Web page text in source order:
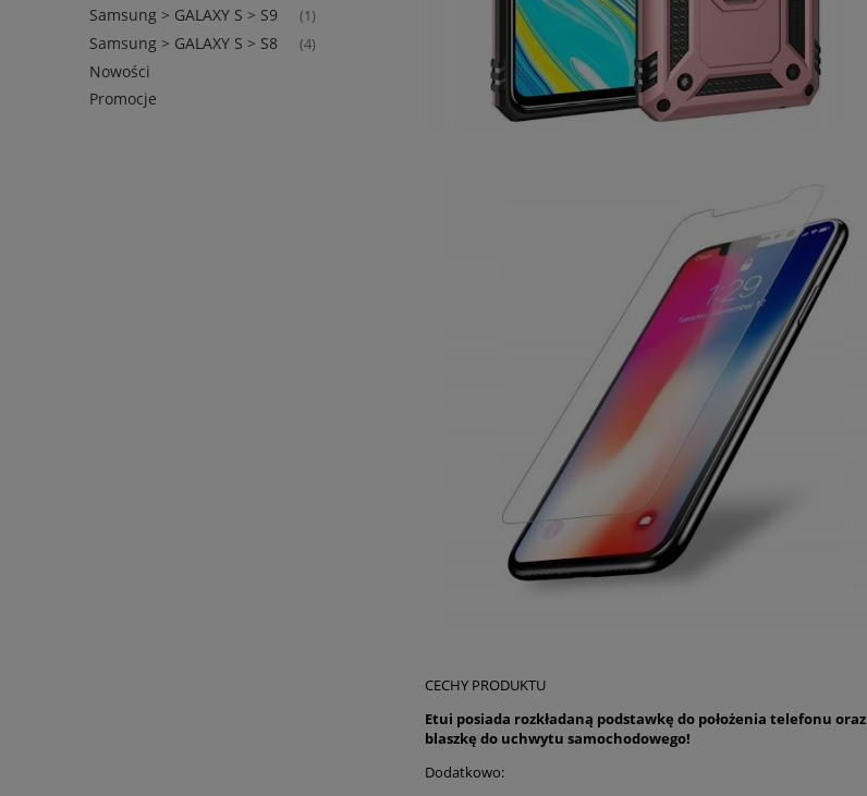
Samsung > GALAXY S > S9 (1)
Samsung > GALAXY S > S8 (4)
Nowości
Promocje
CECHY PRODUKTU
Etui posiada rozkładaną podstawkę do położenia telefonu oraz
blaszkę do uchwytu samochodowego!
Dodatkowo: